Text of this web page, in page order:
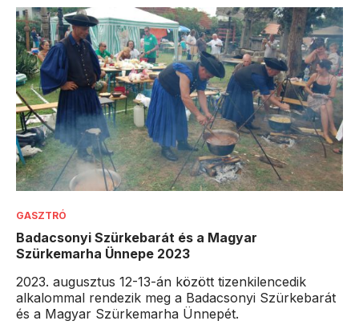
GASZTRÓ
Badacsonyi Szürkebarát és a Magyar
Szürkemarha Ünnepe 2023
2023. augusztus 12-13-án között tizenkilencedik
alkalommal rendezik meg a Badacsonyi Szürkebarát
és a Magyar Szürkemarha Ünnepét.